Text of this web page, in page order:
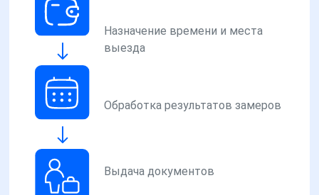
Назначение времени и места
выезда
Обработка результатов замеров
Выдача документов